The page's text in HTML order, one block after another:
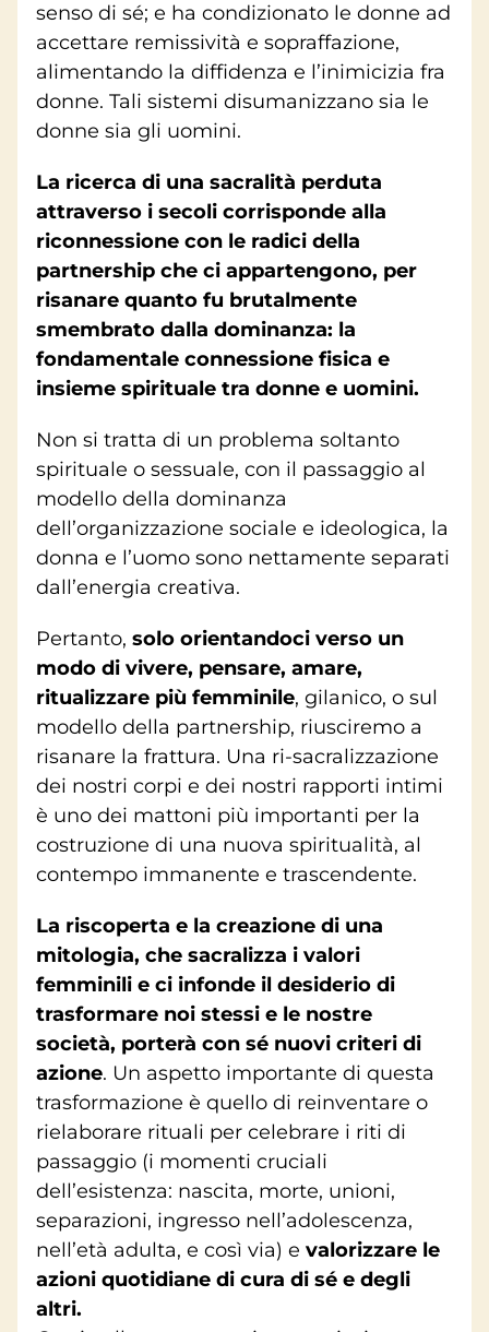
senso di sé; e ha condizionato le donne ad
accettare remissività e sopraffazione,
alimentando la diffidenza e l’inimicizia fra
donne. Tali sistemi disumanizzano sia le
donne sia gli uomini.
La ricerca di una sacralità perduta
attraverso i secoli corrisponde alla
riconnessione con le radici della
partnership che ci appartengono, per
risanare quanto fu brutalmente
smembrato dalla dominanza: la
fondamentale connessione fisica e
insieme spirituale tra donne e uomini.
Non si tratta di un problema soltanto
spirituale o sessuale, con il passaggio al
modello della dominanza
dell’organizzazione sociale e ideologica, la
donna e l’uomo sono nettamente separati
dall’energia creativa.
Pertanto, solo orientandoci verso un
modo di vivere, pensare, amare,
ritualizzare più femminile, gilanico, o sul
modello della partnership, riusciremo a
risanare la frattura. Una ri-sacralizzazione
dei nostri corpi e dei nostri rapporti intimi
è uno dei mattoni più importanti per la
costruzione di una nuova spiritualità, al
contempo immanente e trascendente.
La riscoperta e la creazione di una
mitologia, che sacralizza i valori
femminili e ci infonde il desiderio di
trasformare noi stessi e le nostre
società, porterà con sé nuovi criteri di
azione. Un aspetto importante di questa
trasformazione è quello di reinventare o
rielaborare rituali per celebrare i riti di
passaggio (i momenti cruciali
dell’esistenza: nascita, morte, unioni,
separazioni, ingresso nell’adolescenza,
nell’età adulta, e così via) e valorizzare le
azioni quotidiane di cura di sé e degli
altri.